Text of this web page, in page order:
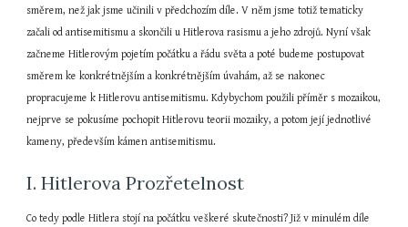
směrem, než jak jsme učinili v předchozím díle. V něm jsme totiž tematicky
začali od antisemitismu a skončili u Hitlerova rasismu a jeho zdrojů. Nyní však
začneme Hitlerovým pojetím počátku a řádu světa a poté budeme postupovat
směrem ke konkrétnějším a konkrétnějším úvahám, až se nakonec
propracujeme k Hitlerovu antisemitismu. Kdybychom použili příměr s mozaikou,
nejprve se pokusíme pochopit Hitlerovu teorii mozaiky, a potom její jednotlivé
kameny, především kámen antisemitismu.
I. Hitlerova Prozřetelnost
Co tedy podle Hitlera stojí na počátku veškeré skutečnosti? Již v minulém díle